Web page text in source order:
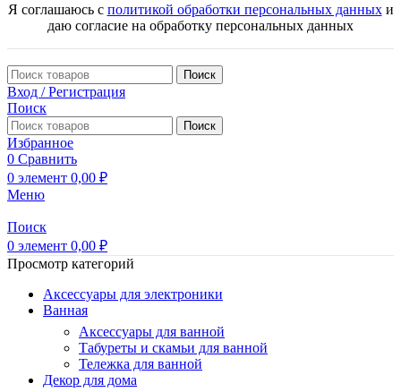
Я соглашаюсь с политикой обработки персональных данныхи
даю согласие на обработку персональных данных
Поиск
Вход / Регистрация
Поиск
Поиск
Избранное
0 Сравнить
0 элемент 0,00 ₽
Меню
Поиск
0 элемент 0,00 ₽
Просмотр категорий
Аксессуары для электроники
Ванная
Аксессуары для ванной
Табуреты и скамьи для ванной
Тележка для ванной
Декор для дома